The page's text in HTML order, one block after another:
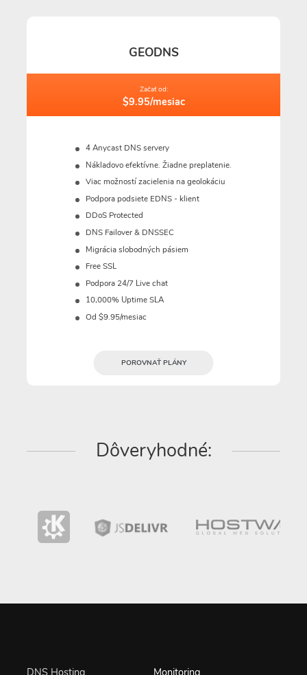
GEODNS
Začať od:
$9.95/mesiac
4 Anycast DNS servery
Nákladovo efektívne. Žiadne preplatenie.
Viac možností zacielenia na geolokáciu
Podpora podsiete EDNS - klient
DDoS Protected
DNS Failover & DNSSEC
Migrácia slobodných pásiem
Free SSL
Podpora 24/7 Live chat
10,000% Uptime SLA
Od $9.95/mesiac
POROVNAŤ PLÁNY
Dôveryhodné: